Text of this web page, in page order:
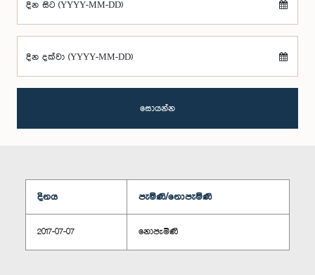
දින සිට (YYYY-MM-DD)
දින දක්වා (YYYY-MM-DD)
සොයන්න
දිනය පැමිණි/නොපැමිණි
2017-07-07 නොපැමිණි